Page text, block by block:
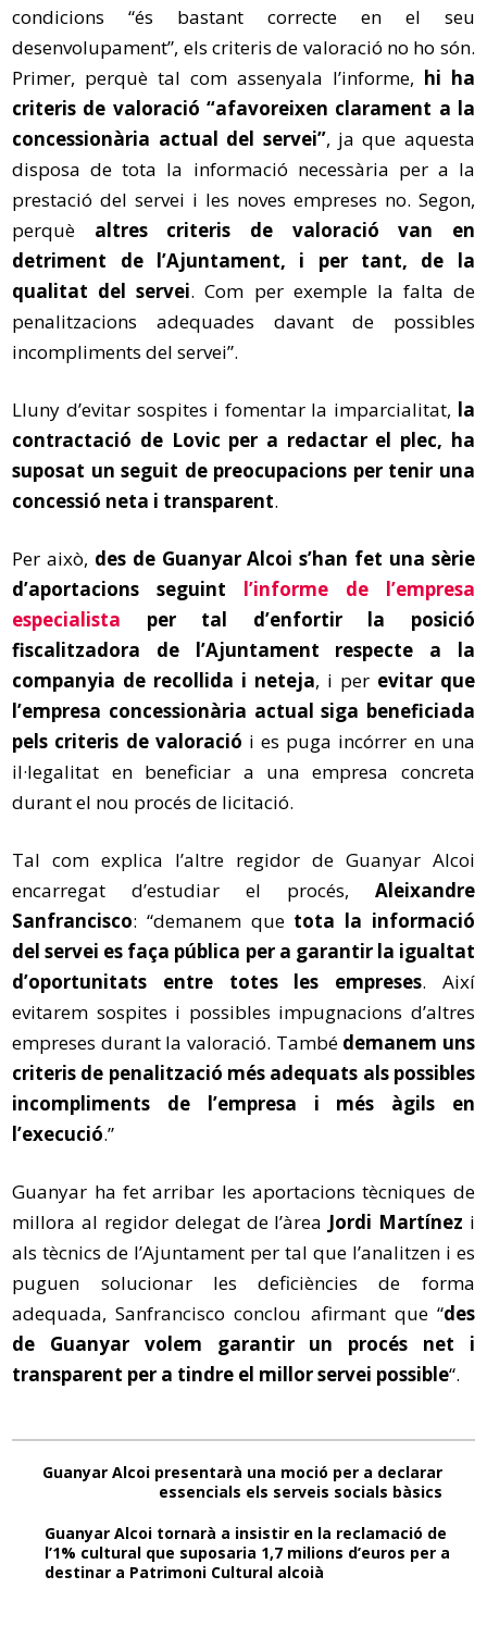
condicions “és bastant correcte en el seu
desenvolupament”, els criteris de valoració no ho són.
Primer, perquè tal com assenyala l’informe, hi ha
criteris de valoració “afavoreixen clarament a la
concessionària actual del servei”, ja que aquesta
disposa de tota la informació necessària per a la
prestació del servei i les noves empreses no. Segon,
perquè altres criteris de valoració van en
detriment de l’Ajuntament, i per tant, de la
qualitat del servei. Com per exemple la falta de
penalitzacions adequades davant de possibles
incompliments del servei”.
Lluny d’evitar sospites i fomentar la imparcialitat, la
contractació de Lovic per a redactar el plec, ha
suposat un seguit de preocupacions per tenir una
concessió neta i transparent.
Per això, des de Guanyar Alcoi s’han fet una sèrie
d’aportacions seguint l’informe de l’empresa
especialista per tal d’enfortir la posició
fiscalitzadora de l’Ajuntament respecte a la
companyia de recollida i neteja, i per evitar que
l’empresa concessionària actual siga beneficiada
pels criteris de valoració i es puga incórrer en una
il·legalitat en beneficiar a una empresa concreta
durant el nou procés de licitació.
Tal com explica l’altre regidor de Guanyar Alcoi
encarregat d’estudiar el procés, Aleixandre
Sanfrancisco: “demanem que tota la informació
del servei es faça pública per a garantir la igualtat
d’oportunitats entre totes les empreses. Així
evitarem sospites i possibles impugnacions d’altres
empreses durant la valoració. També demanem uns
criteris de penalització més adequats als possibles
incompliments de l’empresa i més àgils en
l’execució.”
Guanyar ha fet arribar les aportacions tècniques de
millora al regidor delegat de l’àrea Jordi Martínez i
als tècnics de l’Ajuntament per tal que l’analitzen i es
puguen solucionar les deficiències de forma
adequada, Sanfrancisco conclou afirmant que “des
de Guanyar volem garantir un procés net i
transparent per a tindre el millor servei possible“.
Guanyar Alcoi presentarà una moció per a declarar
essencials els serveis socials bàsics
Guanyar Alcoi tornarà a insistir en la reclamació de
l’1% cultural que suposaria 1,7 milions d’euros per a
destinar a Patrimoni Cultural alcoià